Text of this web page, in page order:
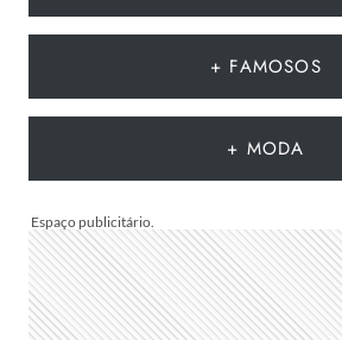
QUE
MUDA
+ FAMOSOS
+ MODA